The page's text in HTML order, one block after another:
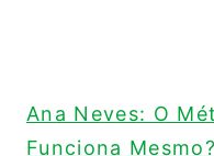
Ana Neves: O
Funciona Mesmo?